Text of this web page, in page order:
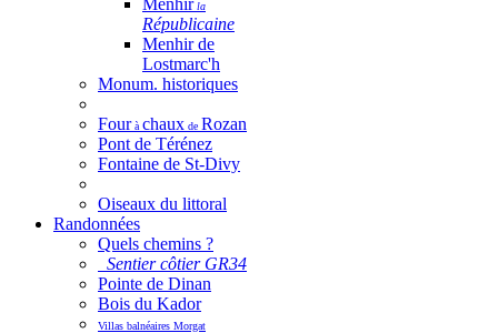
Menhirla
Républicaine
Menhir de
Lostmarc'h
Monum. historiques
Fourà chaux de Rozan
Pont de Térénez
Fontaine de St-Divy
Oiseaux du littoral
Randonnées
Quels chemins ?
Sentier côtier GR34
Pointe de Dinan
Bois du Kador
Villas balnéaires Morgat